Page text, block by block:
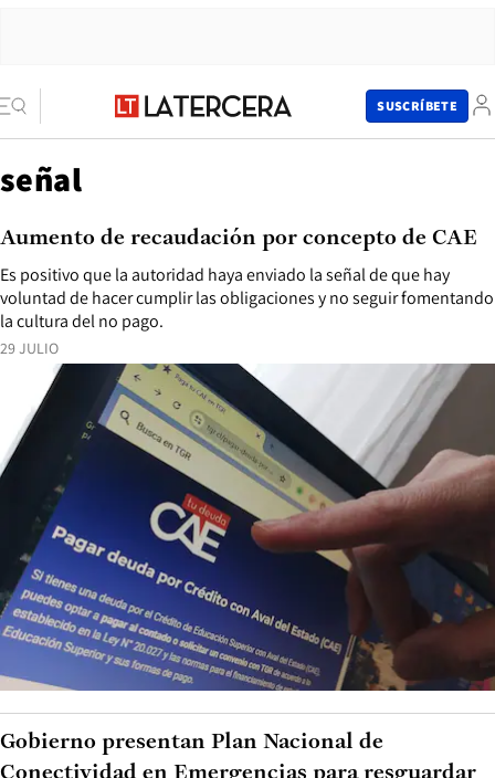
SUSCRÍBETE
señal
29 JULIO
Es positivo que la autoridad haya enviado la señal de que hay
voluntad de hacer cumplir las obligaciones y no seguir fomentando
la cultura del no pago.
Aumento de recaudación por concepto de CAE
Gobierno presentan Plan Nacional de
Conectividad en Emergencias para resguardar